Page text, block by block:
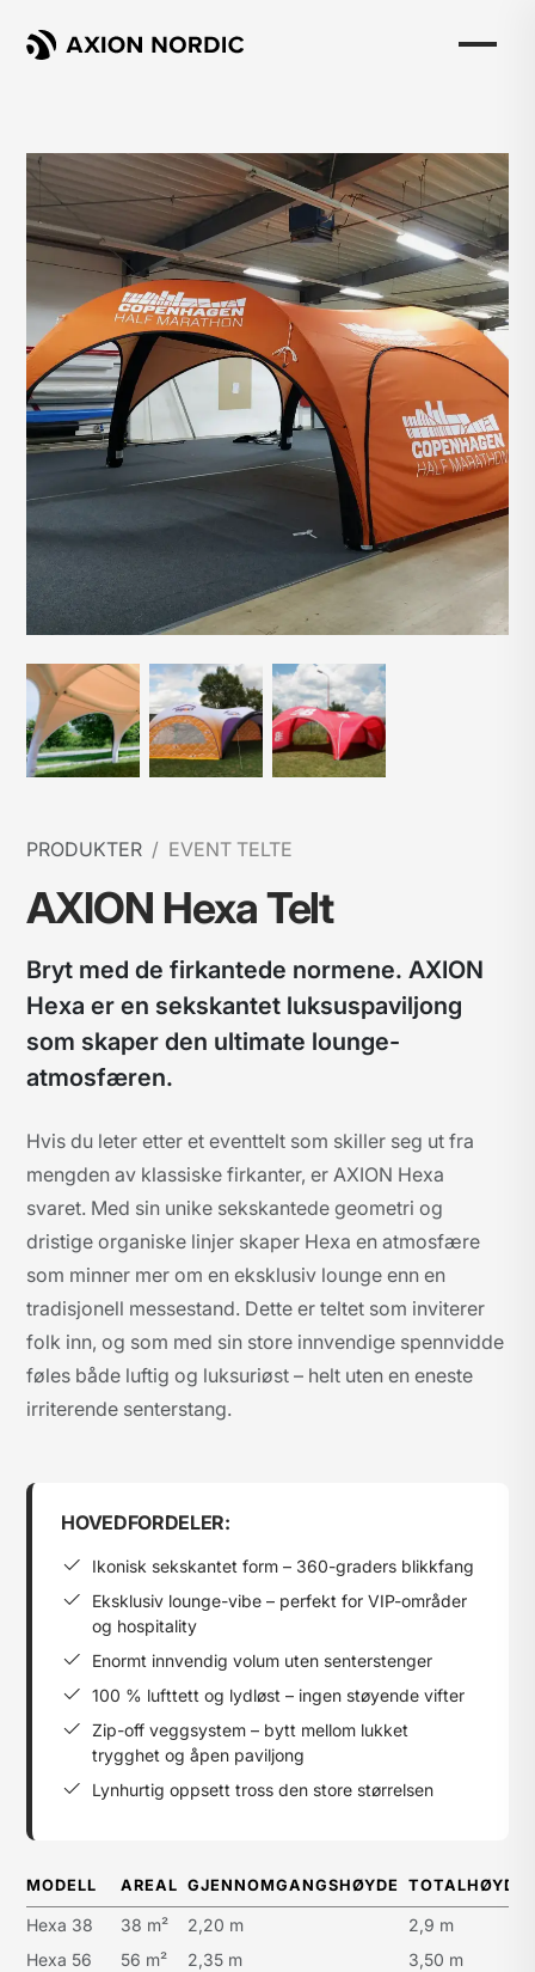
PRODUKTER EVENT TELTE
AXION Hexa Telt
Bryt med de firkantede normene. AXION
Hexa er en sekskantet luksuspaviljong
som skaper den ultimate lounge-
atmosfæren.
Hvis du leter etter et eventtelt som skiller seg ut fra
mengden av klassiske firkanter, er AXION Hexa
svaret. Med sin unike sekskantede geometri og
dristige organiske linjer skaper Hexa en atmosfære
som minner mer om en eksklusiv lounge enn en
tradisjonell messestand. Dette er teltet som inviterer
folk inn, og som med sin store innvendige spennvidde
føles både luftig og luksuriøst – helt uten en eneste
irriterende senterstang.
HOVEDFORDELER:
Ikonisk sekskantet form – 360-graders blikkfang
Eksklusiv lounge-vibe – perfekt for VIP-områder
og hospitality
Enormt innvendig volum uten senterstenger
100 % lufttett og lydløst – ingen støyende vifter
Zip-off veggsystem – bytt mellom lukket
trygghet og åpen paviljong
Lynhurtig oppsett tross den store størrelsen
MODELL AREAL GJENNOMGANGSHØYDE TOTALHØYDE
Hexa 38 38 m² 2,20 m
2,9 m
Hexa 56
56 m² 2,35 m
3,50 m